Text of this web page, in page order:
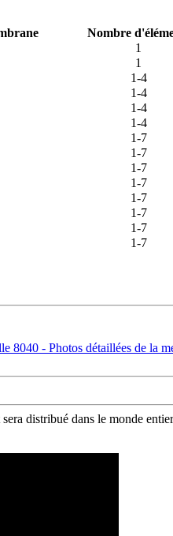
Nombre
1
1
1-4
1-4
1-4
1-4
1-7
1-7
1-7
1-7
1-7
1-7
1-7
1-7
distribué dans le monde